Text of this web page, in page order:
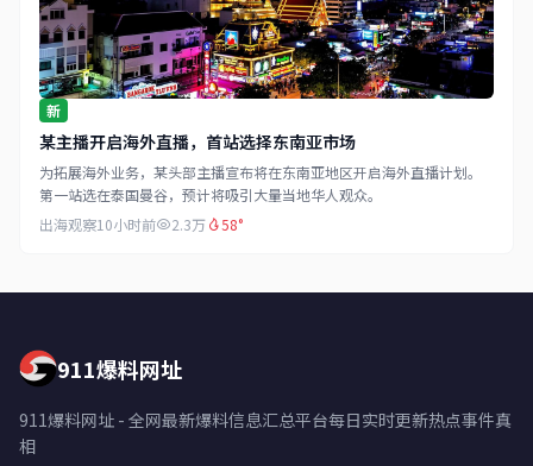
新
某主播开启海外直播，首站选择东南亚市场
为拓展海外业务，某头部主播宣布将在东南亚地区开启海外直播计划。
第一站选在泰国曼谷，预计将吸引大量当地华人观众。
出海观察10小时前 2.3万 58°
911爆料网址
911爆料网址 - 全网最新爆料信息汇总平台每日实时更新热点事件真
相